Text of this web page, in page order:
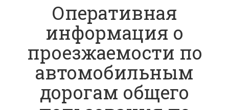
Оперативная
информация о
проезжаемости по
автомобильным
дорогам общего